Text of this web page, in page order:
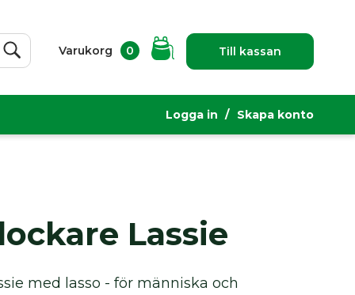
Till kassan
Varukorg 0
Sök
Logga in Skapa konto
Lassie
med lasso - för människa och